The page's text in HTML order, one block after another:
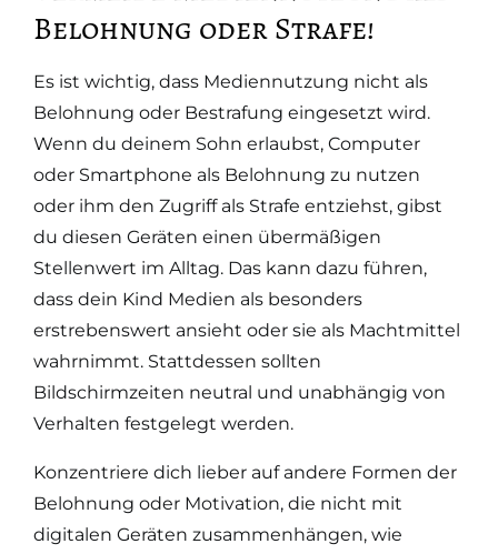
Belohnung oder Strafe!
Es ist wichtig, dass Mediennutzung nicht als
Belohnung oder Bestrafung eingesetzt wird.
Wenn du deinem Sohn erlaubst, Computer
oder Smartphone als Belohnung zu nutzen
oder ihm den Zugriff als Strafe entziehst, gibst
du diesen Geräten einen übermäßigen
Stellenwert im Alltag. Das kann dazu führen,
dass dein Kind Medien als besonders
erstrebenswert ansieht oder sie als Machtmittel
wahrnimmt. Stattdessen sollten
Bildschirmzeiten neutral und unabhängig von
Verhalten festgelegt werden.
Konzentriere dich lieber auf andere Formen der
Belohnung oder Motivation, die nicht mit
digitalen Geräten zusammenhängen, wie